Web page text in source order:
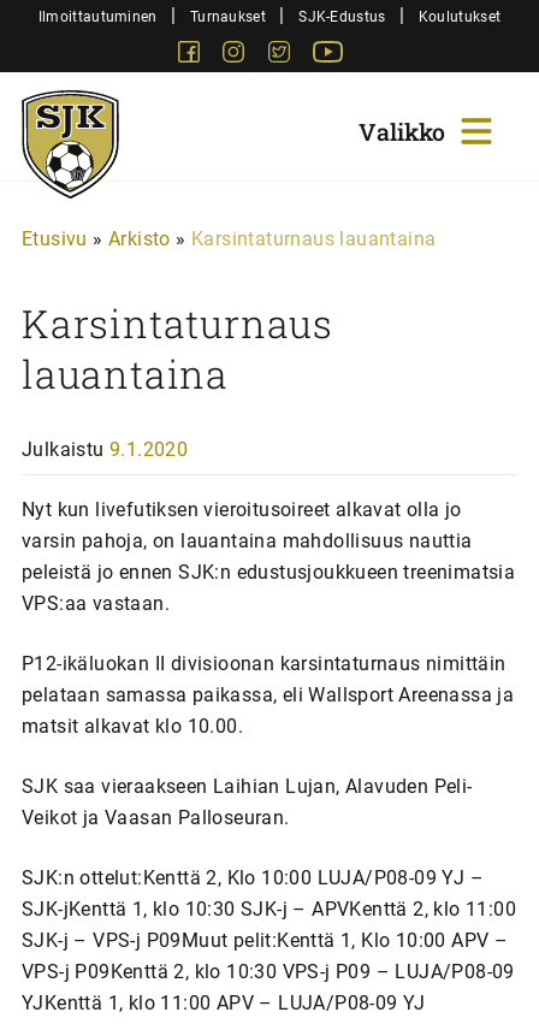
SiirryIlmoittautuminen | Turnaukset | SJK-Edustus | Koulutukset
FacebookInstagram
Twitter
Sjk-
Juniorit
Etusivu » Arkisto » Karsintaturnaus lauantaina
Karsintaturnaus
lauantaina
Julkaistu 9.1.2020
Nyt kun livefutiksen vieroitusoireet alkavat olla jo
varsin pahoja, on lauantaina mahdollisuus nauttia
peleistä jo ennen SJK:n edustusjoukkueen treenimatsia
VPS:aa vastaan.
P12-ikäluokan II divisioonan karsintaturnaus nimittäin
pelataan samassa paikassa, eli Wallsport Areenassa ja
matsit alkavat klo 10.00.
SJK saa vieraakseen Laihian Lujan, Alavuden Peli-
Veikot ja Vaasan Palloseuran.
SJK:n ottelut:Kenttä 2, Klo 10:00 LUJA/P08-09 YJ –
SJK-jKenttä 1, klo 10:30 SJK-j – APVKenttä 2, klo 11:00
SJK-j – VPS-j P09Muut pelit:Kenttä 1, Klo 10:00 APV –
VPS-j P09Kenttä 2, klo 10:30 VPS-j P09 – LUJA/P08-09
YJKenttä 1, klo 11:00 APV – LUJA/P08-09 YJ